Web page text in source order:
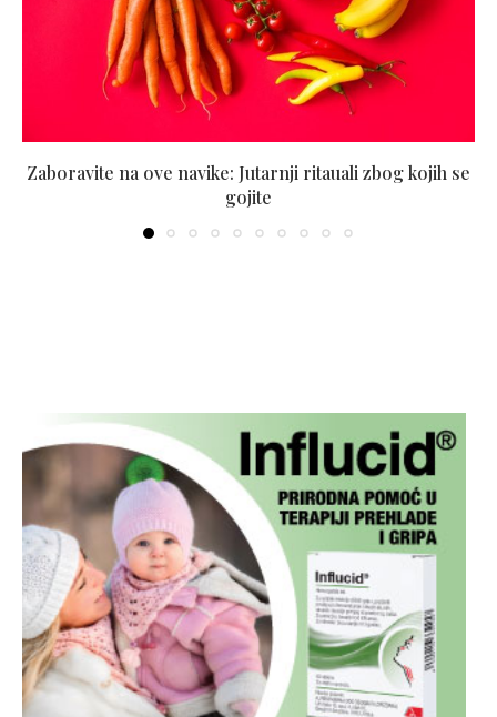
Zaboravite na ove navike: Jutarnji ritauali zbog kojih se
gojite